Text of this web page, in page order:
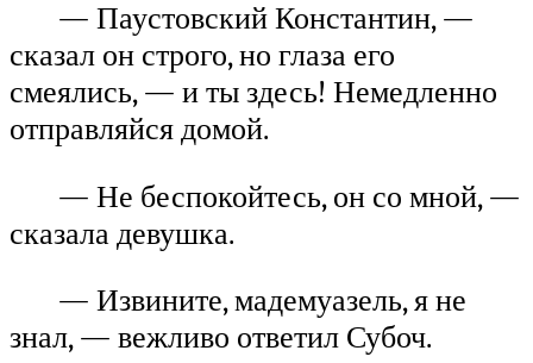
— Паустовский Константин, —
сказал он строго, но глаза его
смеялись, — и ты здесь! Немедленно
отправляйся домой.
— Не беспокойтесь, он со мной, —
сказала девушка.
— Извините, мадемуазель, я не
знал, — вежливо ответил Субоч.